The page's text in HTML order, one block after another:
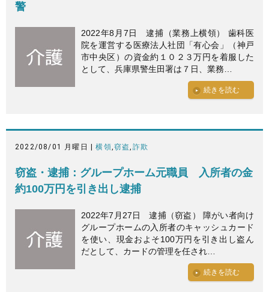
警
2022年8月7日 逮捕（業務上横領） 歯科医
院を運営する医療法人社団「有心会」（神戸
市中央区）の資金約１０２３万円を着服した
として、兵庫県警生田署は７日、業務…
続きを読む
2022/08/01 月曜日 |横領 ,窃盗 詐欺
窃盗・逮捕：グループホーム元職員 入所者の金
約100万円を引き出し逮捕
2022年7月27日 逮捕（窃盗） 障がい者向け
グループホームの入所者のキャッシュカード
を使い、現金およそ100万円を引き出し盗ん
だとして、カードの管理を任され…
続きを読む